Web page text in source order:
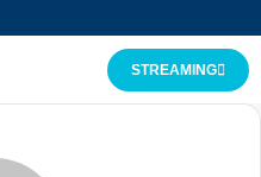
STREAMING